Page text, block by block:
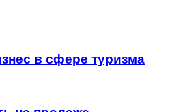
в сфере туризма